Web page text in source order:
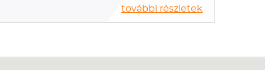
további részletek